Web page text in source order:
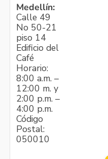
Medellín:
Calle 49
No 50-21
piso 14
Edificio del
Café
Horario:
8:00 a.m. –
12:00 m. y
2:00 p.m. –
4:00 p.m.
Código
Postal:
050010